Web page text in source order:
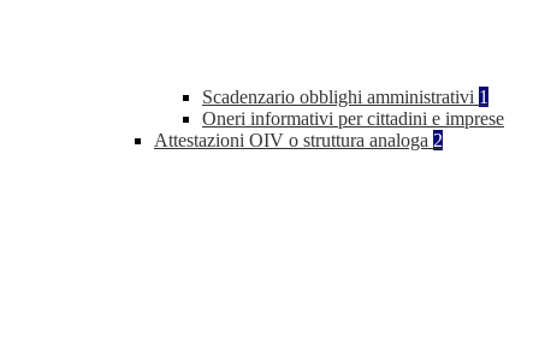
Scadenzario obblighi amministrativi 1
Oneri informativi per cittadini e imprese
Attestazioni OIV o struttura analoga 2